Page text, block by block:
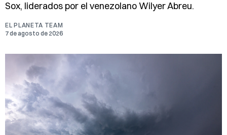
Sox, liderados por el venezolano Wilyer Abreu.
EL PLANETA TEAM
7 de agosto de 2026